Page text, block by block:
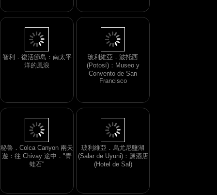
智利．復活節島：南太平
洋的風浪
玻利維亞．波托西
(Potosí)：Museo y
Convento de San
Francisco
秘魯．Colca Canyon 兩天
遊：往 Chivay 途中．"青
蛙石"
玻利維亞．烏尤尼鹽湖
(Salar de Uyuni)：鹽酒店
(Hotel de Sal)